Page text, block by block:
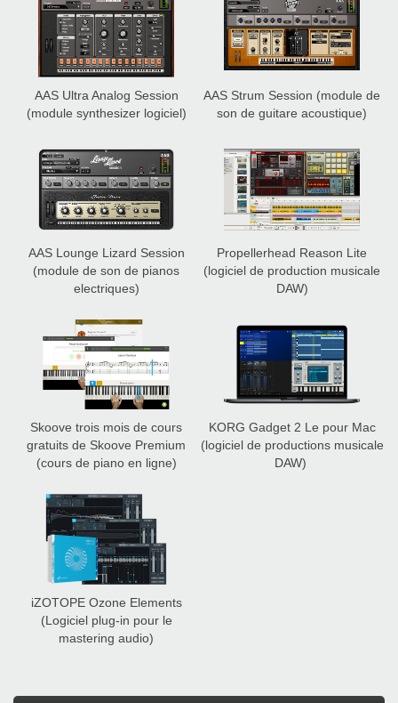
AAS Ultra Analog Session
(module synthesizer logiciel)
AAS Strum Session (module de
son de guitare acoustique)
AAS Lounge Lizard Session
(module de son de pianos
electriques)
Propellerhead Reason Lite
(logiciel de production musicale
DAW)
Skoove trois mois de cours
gratuits de Skoove Premium
(cours de piano en ligne)
KORG Gadget 2 Le pour Mac
(logiciel de productions musicale
DAW)
iZOTOPE Ozone Elements
(Logiciel plug-in pour le
mastering audio)